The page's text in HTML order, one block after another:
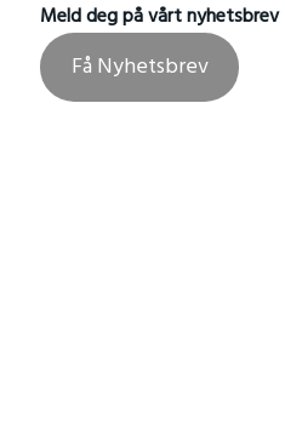
Meld deg på vårt nyhetsbrev
Få Nyhetsbrev